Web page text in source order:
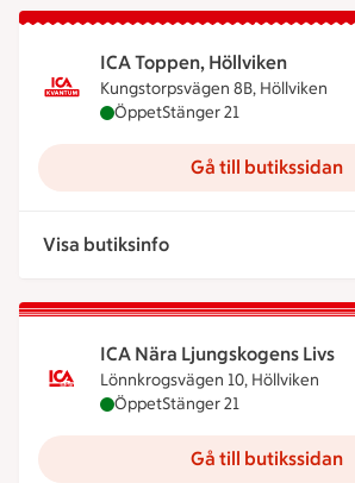
ICA Toppen, Höllviken
Kungstorpsvägen 8B, Höllviken
ICA Toppen, Höllviken är
ÖppetStänger 21
Gå till butikssidan
Visa butiksinfo
ICA Nära Ljungskogens Livs
Lönnkrogsvägen 10, Höllviken
ICA Nära Ljungskogens Livs
ÖppetStänger 21
Gå till butikssidan